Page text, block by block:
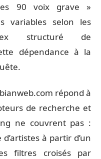
90 voix grave »
variables selon les
structuré de
dépendance à la
répond à
de recherche et
ne couvrent pas :
à partir d’un
filtres croisés par